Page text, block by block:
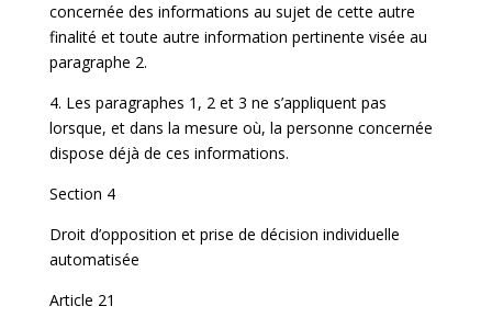
concernée des informations au sujet de cette autre
finalité et toute autre information pertinente visée au
paragraphe 2.
4. Les paragraphes 1, 2 et 3 ne s’appliquent pas
lorsque, et dans la mesure où, la personne concernée
dispose déjà de ces informations.
Section 4
Droit d’opposition et prise de décision individuelle
automatisée
Article 21